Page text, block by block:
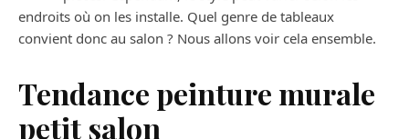
endroits où on les installe. Quel genre de tableaux
convient donc au salon ? Nous allons voir cela ensemble.
Tendance peinture murale
petit salon